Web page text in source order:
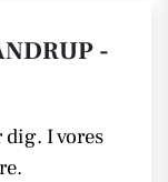
-
I vores